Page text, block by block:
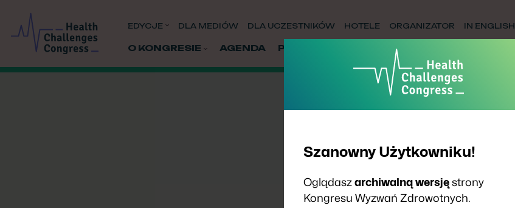
EDYCJE DLA MEDIÓW DLA UCZESTNIKÓW HOTELE ORGANIZATOR IN ENGLISH
O KONGRESIE AGENDA PRELEGENCI PARTNERZY
Szanowny Użytkowniku!
Oglądaszarchiwalną wersjęstrony
Kongresu Wyzwań Zdrowotnych.